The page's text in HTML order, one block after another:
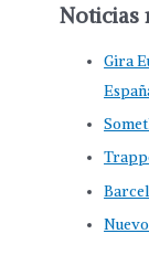
Noticias
Gira